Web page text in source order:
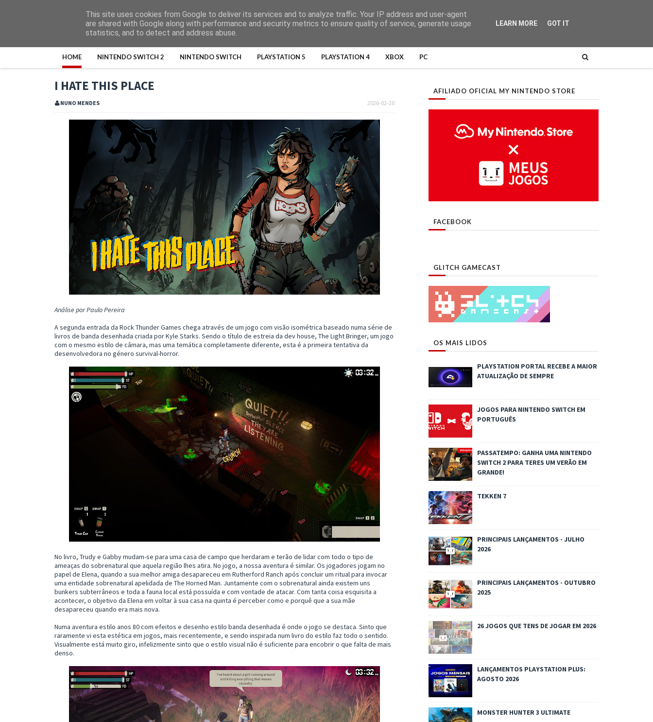
HOME NINTENDO SWITCH 2 NINTENDO SWITCH PLAYSTATION 5 PLAYSTATION 4 XBOX PC
I HATE THIS PLACE
2026-02-20
NUNO MENDES
Análise por Paulo Pereira
A segunda entrada da Rock Thunder Games chega através de um jogo com visão isométrica baseado numa série de
livros de banda desenhada criada por Kyle Starks. Sendo o título de estreia da dev house, The Light Bringer, um jogo
com o mesmo estilo de câmara, mas uma temática completamente diferente, esta é a primeira tentativa da
desenvolvedora no género survival-horror.
No livro, Trudy e Gabby mudam-se para uma casa de campo que herdaram e terão de lidar com todo o tipo de
ameaças do sobrenatural que aquela região lhes atira. No jogo, a nossa aventura é similar. Os jogadores jogam no
papel de Elena, quando a sua melhor amiga desapareceu em Rutherford Ranch após concluir um ritual para invocar
uma entidade sobrenatural apelidada de The Horned Man. Juntamente com o sobrenatural ainda existem uns
bunkers subterrâneos e toda a fauna local está possuída e com vontade de atacar. Com tanta coisa esquisita a
acontecer, o objetivo da Elena em voltar à sua casa na quinta é perceber como e porquê que a sua mãe
desapareceu quando era mais nova.
Numa aventura estilo anos 80 com efeitos e desenho estilo banda desenhada é onde o jogo se destaca. Sinto que
raramente vi esta estética em jogos, mais recentemente, e sendo inspirada num livro do estilo faz todo o sentido.
Visualmente está muito giro, infelizmente sinto que o estilo visual não é suficiente para encobrir o que falta de mais
denso.
AFILIADO OFICIAL MY NINTENDO STORE
FACEBOOK
GLITCH GAMECAST
OS MAIS LIDOS
PLAYSTATION PORTAL RECEBE A MAIOR
ATUALIZAÇÃO DE SEMPRE
JOGOS PARA NINTENDO SWITCH EM
PORTUGUÊS
PASSATEMPO: GANHA UMA NINTENDO
SWITCH 2 PARA TERES UM VERÃO EM
GRANDE!
TEKKEN 7
PRINCIPAIS LANÇAMENTOS - JULHO
2026
PRINCIPAIS LANÇAMENTOS - OUTUBRO
2025
26 JOGOS QUE TENS DE JOGAR EM 2026
LANÇAMENTOS PLAYSTATION PLUS:
AGOSTO 2026
MONSTER HUNTER 3 ULTIMATE
This site uses cookies from Google to deliver its services and to analyze traffic. Your IP address and user-agent
are shared with Google along with performance and security metrics to ensure quality of service, generate usage
statistics, and to detect and address abuse.
LEARN MORE GOT IT